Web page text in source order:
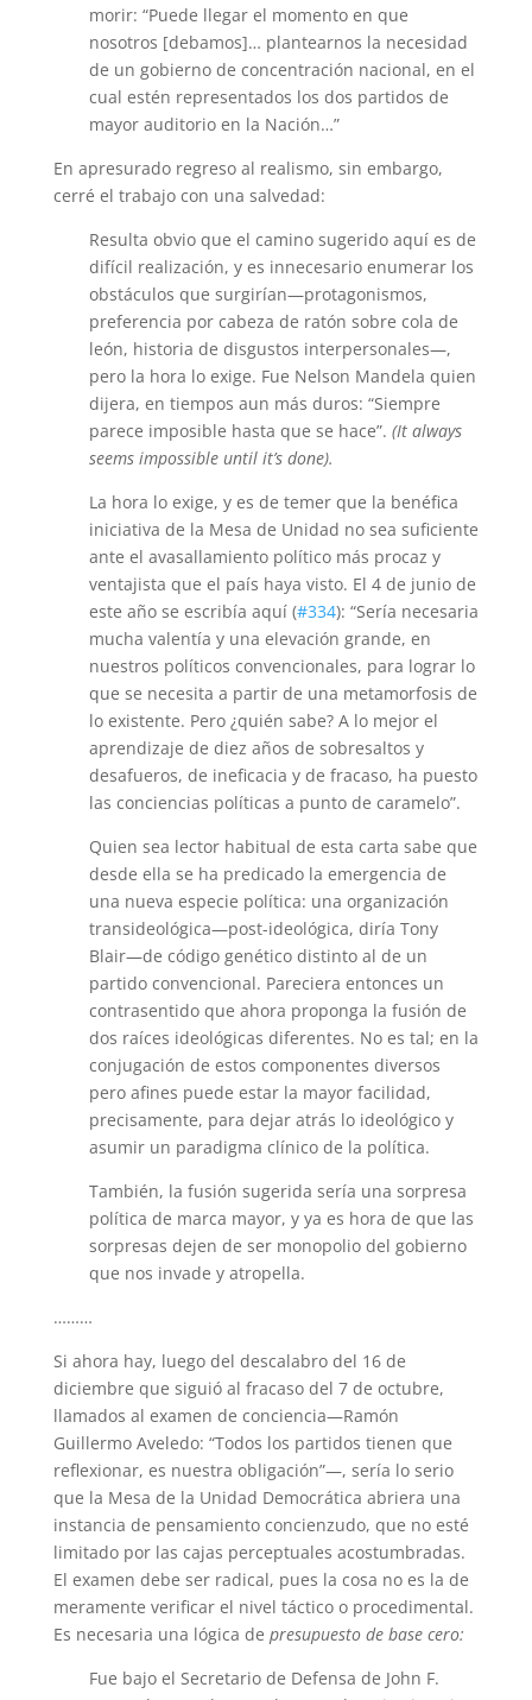
morir: “Puede llegar el momento en que
nosotros [debamos]… plantearnos la necesidad
de un gobierno de concentración nacional, en el
cual estén representados los dos partidos de
mayor auditorio en la Nación…”
En apresurado regreso al realismo, sin embargo,
cerré el trabajo con una salvedad:
Resulta obvio que el camino sugerido aquí es de
difícil realización, y es innecesario enumerar los
obstáculos que surgirían—protagonismos,
preferencia por cabeza de ratón sobre cola de
león, historia de disgustos interpersonales—,
pero la hora lo exige. Fue Nelson Mandela quien
dijera, en tiempos aun más duros: “Siempre
parece imposible hasta que se hace”. (It always
seems impossible until it’s done).
La hora lo exige, y es de temer que la benéfica
iniciativa de la Mesa de Unidad no sea suficiente
ante el avasallamiento político más procaz y
ventajista que el país haya visto. El 4 de junio de
este año se escribía aquí (#334): “Sería necesaria
mucha valentía y una elevación grande, en
nuestros políticos convencionales, para lograr lo
que se necesita a partir de una metamorfosis de
lo existente. Pero ¿quién sabe? A lo mejor el
aprendizaje de diez años de sobresaltos y
desafueros, de ineficacia y de fracaso, ha puesto
las conciencias políticas a punto de caramelo”.
Quien sea lector habitual de esta carta sabe que
desde ella se ha predicado la emergencia de
una nueva especie política: una organización
transideológica—post-ideológica, diría Tony
Blair—de código genético distinto al de un
partido convencional. Pareciera entonces un
contrasentido que ahora proponga la fusión de
dos raíces ideológicas diferentes. No es tal; en la
conjugación de estos componentes diversos
pero afines puede estar la mayor facilidad,
precisamente, para dejar atrás lo ideológico y
asumir un paradigma clínico de la política.
También, la fusión sugerida sería una sorpresa
política de marca mayor, y ya es hora de que las
sorpresas dejen de ser monopolio del gobierno
que nos invade y atropella.
………
Si ahora hay, luego del descalabro del 16 de
diciembre que siguió al fracaso del 7 de octubre,
llamados al examen de conciencia—Ramón
Guillermo Aveledo: “Todos los partidos tienen que
reflexionar, es nuestra obligación”—, sería lo serio
que la Mesa de la Unidad Democrática abriera una
instancia de pensamiento concienzudo, que no esté
limitado por las cajas perceptuales acostumbradas.
El examen debe ser radical, pues la cosa no es la de
meramente verificar el nivel táctico o procedimental.
Es necesaria una lógica de presupuesto de base cero:
Fue bajo el Secretario de Defensa de John F.